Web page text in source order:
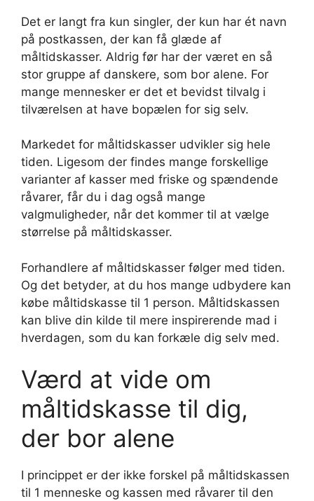
Det er langt fra kun singler, der kun har ét navn
på postkassen, der kan få glæde af
måltidskasser. Aldrig før har der været en så
stor gruppe af danskere, som bor alene. For
mange mennesker er det et bevidst tilvalg i
tilværelsen at have bopælen for sig selv.
Markedet for måltidskasser udvikler sig hele
tiden. Ligesom der findes mange forskellige
varianter af kasser med friske og spændende
råvarer, får du i dag også mange
valgmuligheder, når det kommer til at vælge
størrelse på måltidskasser.
Forhandlere af måltidskasser følger med tiden.
Og det betyder, at du hos mange udbydere kan
købe måltidskasse til 1 person. Måltidskassen
kan blive din kilde til mere inspirerende mad i
hverdagen, som du kan forkæle dig selv med.
Værd at vide om
måltidskasse til dig,
der bor alene
I princippet er der ikke forskel på måltidskassen
til 1 menneske og kassen med råvarer til den